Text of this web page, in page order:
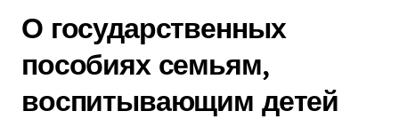
О государственных
пособиях семьям,
воспитывающим детей